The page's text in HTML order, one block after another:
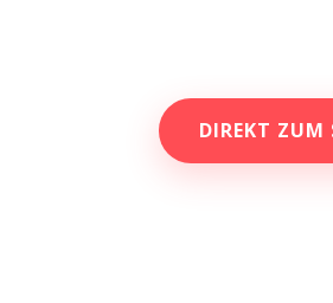
DIREKT ZUM